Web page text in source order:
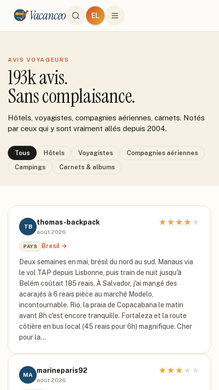
Vacanceo EL
AVIS VOYAGEURS
193kavis.
Sans complaisance.
Hôtels, voyagistes, compagnies aériennes, carnets. Notés
par ceux qui y sont vraiment allés depuis 2004.
Tous Hôtels Voyagistes
Compagnies aériennes
Campings
Carnets & albums
TB
thomas-backpack
août 2026
★ ★ ★ ★ ★
PAYS Bresil →
Deux semaines en mai, brésil du nord au sud. Manaus via
le vol TAP depuis Lisbonne, puis train de nuit jusqu'à
Belém coûtait 185 reais. À Salvador, j'ai mangé des
acarajés à 6 reais pièce au marché Modelo,
incontournable. Rio, la praia de Copacabana le matin
avant 8h c'est encore tranquille. Fortaleza et la route
côtière en bus local (45 reais pour 6h) magnifique. Cher
pour la…
MA
marineparis92
août 2026
★ ★ ★ ★ ★